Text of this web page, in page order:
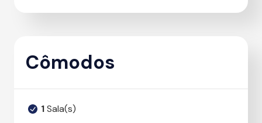
Cômodos
1Sala(s)